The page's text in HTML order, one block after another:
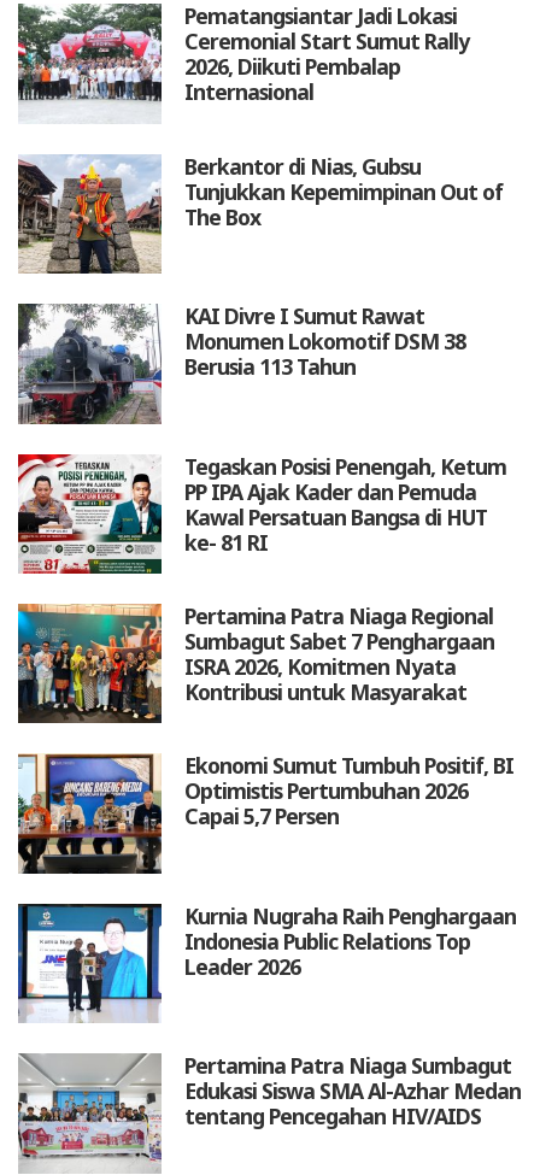
Pematangsiantar Jadi Lokasi
Ceremonial Start Sumut Rally
2026, Diikuti Pembalap
Internasional
Berkantor di Nias, Gubsu
Tunjukkan Kepemimpinan Out of
The Box
KAI Divre I Sumut Rawat
Monumen Lokomotif DSM 38
Berusia 113 Tahun
Tegaskan Posisi Penengah, Ketum
PP IPA Ajak Kader dan Pemuda
Kawal Persatuan Bangsa di HUT
ke- 81 RI
Pertamina Patra Niaga Regional
Sumbagut Sabet 7 Penghargaan
ISRA 2026, Komitmen Nyata
Kontribusi untuk Masyarakat
Ekonomi Sumut Tumbuh Positif, BI
Optimistis Pertumbuhan 2026
Capai 5,7 Persen
Kurnia Nugraha Raih Penghargaan
Indonesia Public Relations Top
Leader 2026
Pertamina Patra Niaga Sumbagut
Edukasi Siswa SMA Al-Azhar Medan
tentang Pencegahan HIV/AIDS